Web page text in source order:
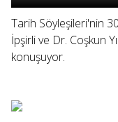
Tarih Söyleşileri'nin
İpşirli ve Dr. Coşkun
konuşuyor.